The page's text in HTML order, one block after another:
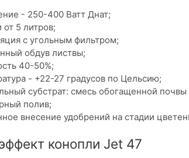
- 250-400 Ватт Днат;
от 5 литров;
с угольным фильтром;
обдув листвы;
40-50%;
- +22-27 градусов по Цельсию;
субстрат: смесь обогащенной
полив;
внесение удобрений на стадии
конопли Jet 47